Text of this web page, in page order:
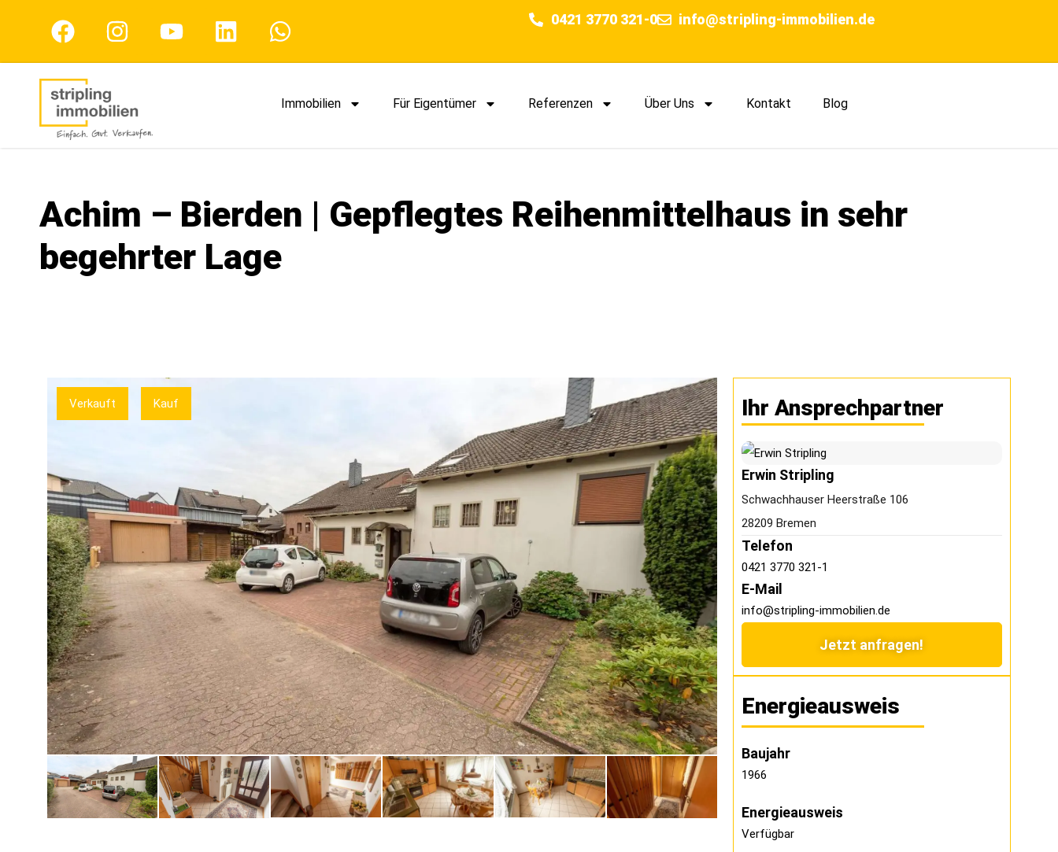
0421 3770 321-0 info@stripling-immobilien.de
Immobilien Für Eigentümer Referenzen Über Uns Kontakt Blog
Achim – Bierden | Gepflegtes Reihenmittelhaus in sehr
begehrter Lage
Verkauft Kauf Ihr Ansprechpartner
Erwin Stripling
Schwachhauser Heerstraße 106
28209 Bremen
Telefon
0421 3770 321-1
E-Mail
info@stripling-immobilien.de
Jetzt anfragen!
Energieausweis
Baujahr
1966
Energieausweis
Verfügbar